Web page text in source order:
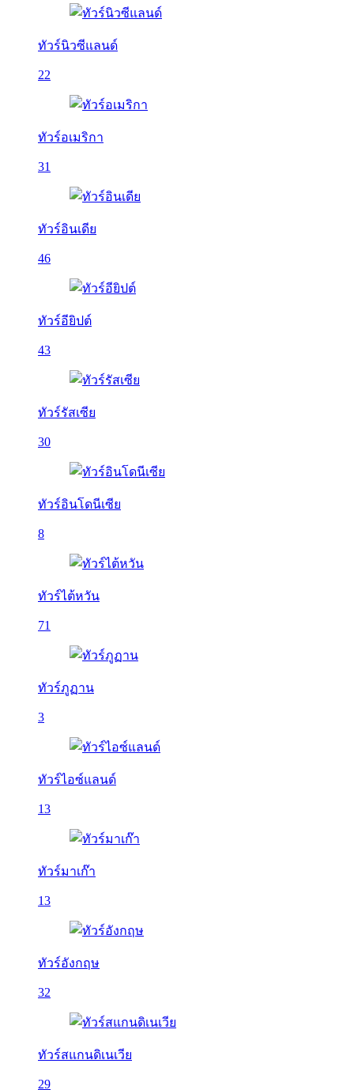
ทัวร์นิวซีแลนด์
22
ทัวร์อเมริกา
31
ทัวร์อินเดีย
46
ทัวร์อียิปต์
43
ทัวร์รัสเซีย
30
ทัวร์อินโดนีเซีย
8
ทัวร์ไต้หวัน
71
ทัวร์ภูฏาน
3
ทัวร์ไอซ์แลนด์
13
ทัวร์มาเก๊า
13
ทัวร์อังกฤษ
32
ทัวร์สแกนดิเนเวีย
29